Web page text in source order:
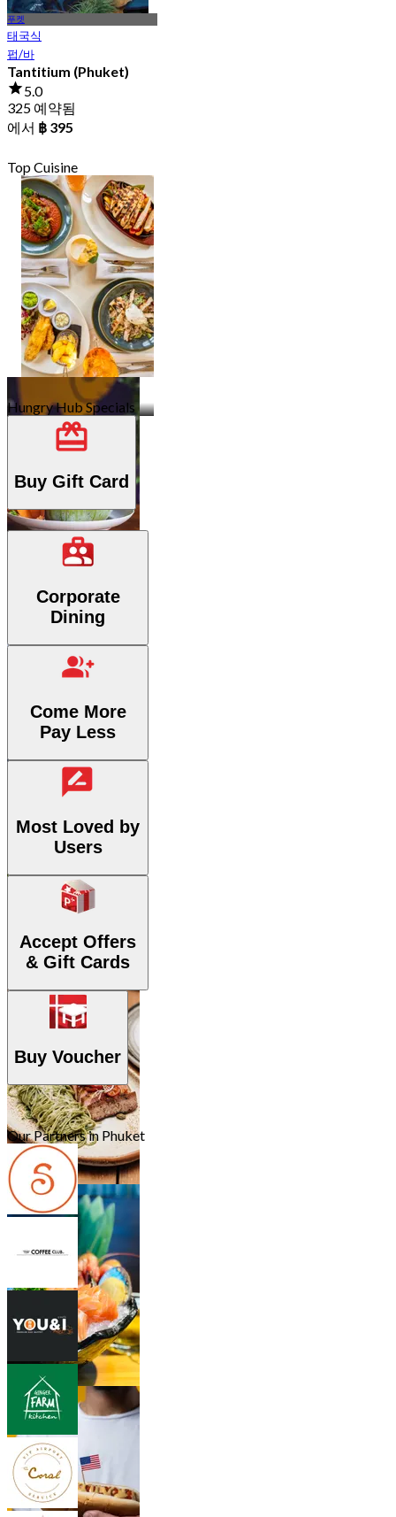
푸켓
태국식
펍/바
Tantitium (Phuket)
5.0
325 예약됨
에서 ฿ 395
Top Cuisine
국제 음식
98 아울렛
태국식
62 아울렛
양식
31 아울렛
이탈리아 음식
26 아울렛
일식
24 아울렛
Hungry Hub Specials
Buy Gift Card
Corporate
Dining
Come More
Pay Less
Most Loved by
Users
Accept Offers
& Gift Cards
Buy Voucher
Our Partners in Phuket